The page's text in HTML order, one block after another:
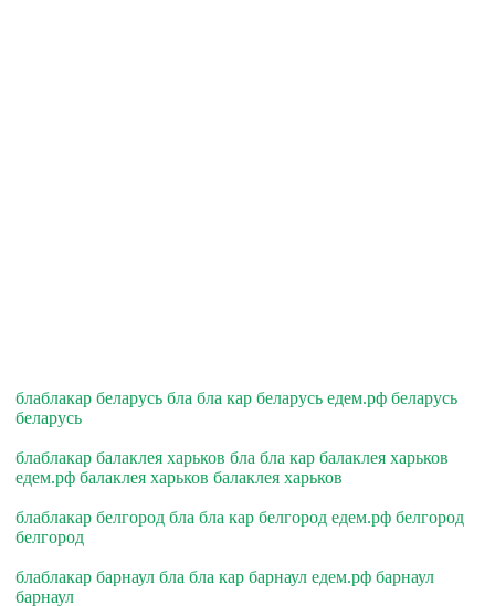
блаблакар беларусь бла бла кар беларусь едем.рф беларусь
беларусь
блаблакар балаклея харьков бла бла кар балаклея харьков
едем.рф балаклея харьков балаклея харьков
блаблакар белгород бла бла кар белгород едем.рф белгород
белгород
блаблакар барнаул бла бла кар барнаул едем.рф барнаул
барнаул